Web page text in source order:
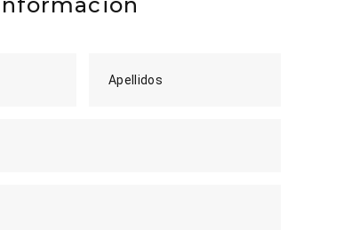
Apellidos